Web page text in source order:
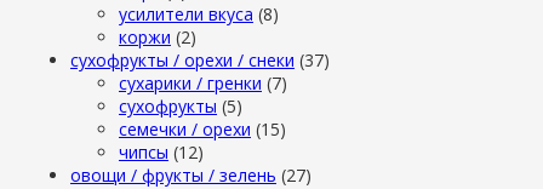
усилители вкуса (8)
коржи (2)
сухофрукты / орехи / снеки (37)
сухарики / гренки (7)
сухофрукты (5)
семечки / орехи (15)
чипсы (12)
овощи / фрукты / зелень (27)